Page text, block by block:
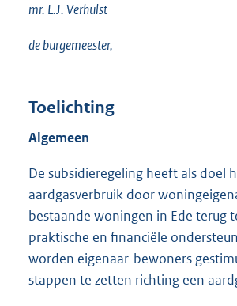
mr. L.J. Verhulst
de burgemeester,
Toelichting
Algemeen
De subsidieregeling heeft als doel
aardgasverbruik door
bestaande woningen in Ede terug
praktische en financiële
worden eigenaar-bewoners
stappen te zetten richting een